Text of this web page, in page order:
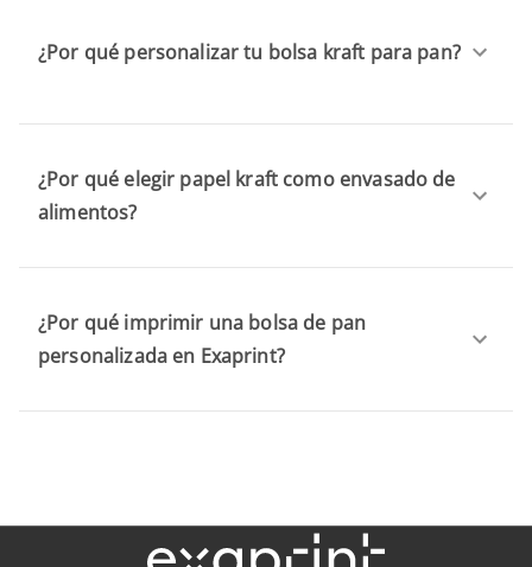
¿Por qué personalizar tu bolsa kraft para pan?
¿Por qué elegir papel kraft como envasado de
alimentos?
¿Por qué imprimir una bolsa de pan
personalizada en Exaprint?